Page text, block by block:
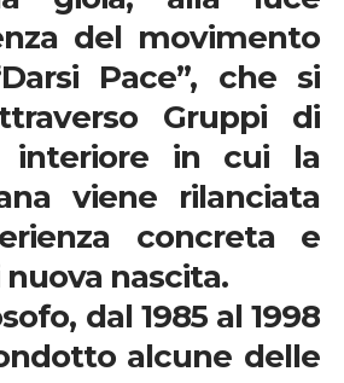
del movimento
Pace”, che si
Gruppi di
interiore in cui la
viene rilanciata
concreta e
nascita.
dal 1985 al 1998
alcune delle